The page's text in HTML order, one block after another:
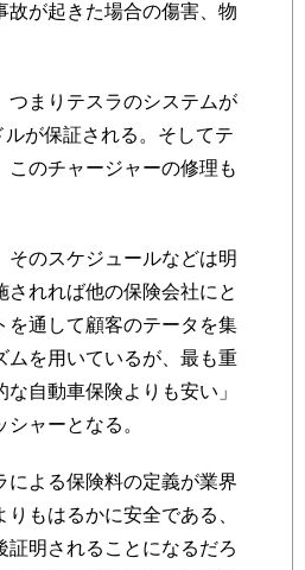
故が起きた場合の傷害、物
まりテスラのシステムが
が保証される。そしてテ
このチャージャーの修理も
のスケジュールなどは明
れれば他の保険会社にと
を通して顧客のテータを集
ムを用いているが、最も重
自動車保険よりも安い」
ャーとなる。
よる保険料の定義が業界
もはるかに安全である、
証明されることになるだろ